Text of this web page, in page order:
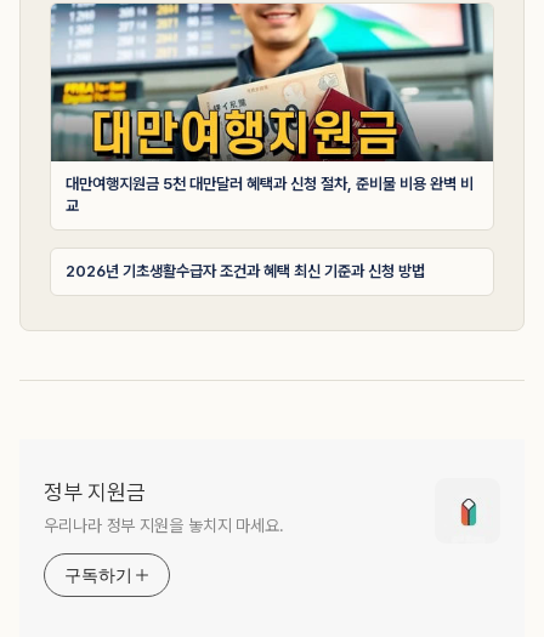
대만여행지원금 5천 대만달러 혜택과 신청 절차, 준비물 비용 완벽 비
교
2026년 기초생활수급자 조건과 혜택 최신 기준과 신청 방법
정부 지원금
우리나라 정부 지원을 놓치지 마세요.
구독하기